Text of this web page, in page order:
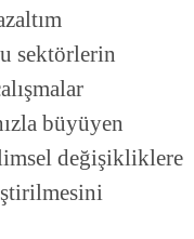
sektörlerin
büyüyen
değişikliklere